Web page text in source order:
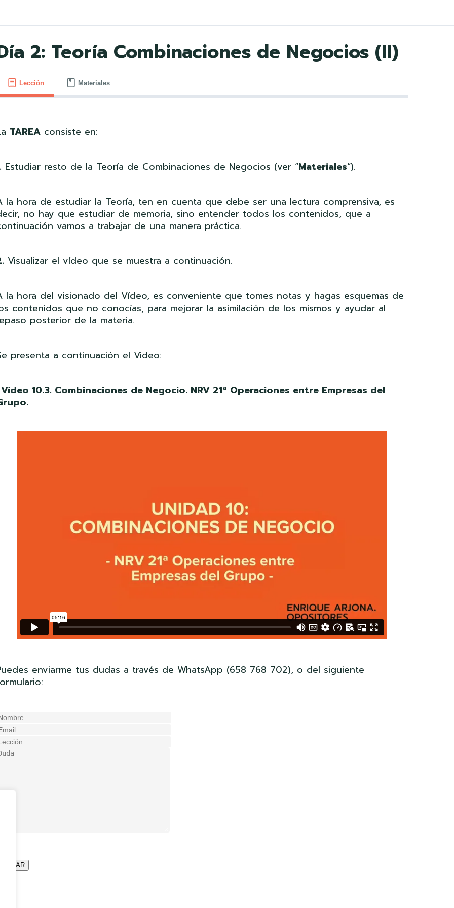
2: Teoría Combinaciones de Negocios (II)
Lección Materiales
TAREA consiste en:
Estudiar resto de la Teoría de Combinaciones de Negocios (ver “Materiales“).
la hora de estudiar la Teoría, ten en cuenta que debe ser una lectura comprensiva, es
no hay que estudiar de memoria, sino entender todos los contenidos, que a
vamos a trabajar de una manera práctica.
Visualizar el vídeo que se muestra a continuación.
la hora del visionado del Vídeo, es conveniente que tomes notas y hagas esquemas de
contenidos que no conocías, para mejorar la asimilación de los mismos y ayudar al
posterior de la materia.
presenta a continuación el Video:
Vídeo 10.3. Combinaciones de Negocio. NRV 21ª Operaciones entre Empresas del
enviarme tus dudas a través de WhatsApp (658 768 702), o del siguiente